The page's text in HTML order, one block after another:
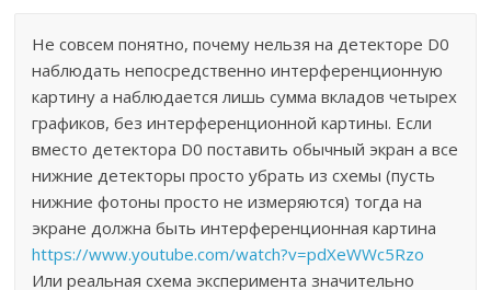
Не совсем понятно, почему нельзя на детекторе D0
наблюдать непосредственно интерференционную
картину а наблюдается лишь сумма вкладов четырех
графиков, без интерференционной картины. Если
вместо детектора D0 поставить обычный экран а все
нижние детекторы просто убрать из схемы (пусть
нижние фотоны просто не измеряются) тогда на
экране должна быть интерференционная картина
https://www.youtube.com/watch?v=pdXeWWc5Rzo
Или реальная схема эксперимента значительно